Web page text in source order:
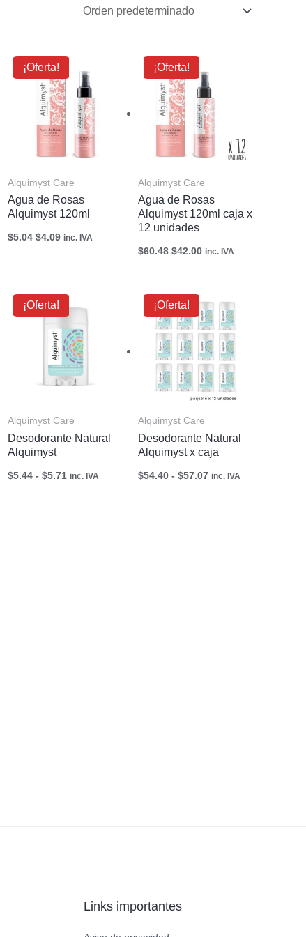
¡Oferta!
Alquimyst Care
Agua de Rosas
Alquimyst 120ml
$5.04
El
precio
original
era:
$5.04.
$4.09
El
precio
actual
es:
$4.09.
inc. IVA
¡Oferta!
Alquimyst Care
Agua de Rosas
Alquimyst 120ml caja x
12 unidades
$60.48
El
precio
original
era:
$60.48.
$42.00
actual
$42.00.
inc. IVA
¡Oferta!
Alquimyst Care
Desodorante Natural
Alquimyst
$5.44 - $5.71
Rango
de
precios:
desde
$5.44
hasta
$5.71
inc. IVA
¡Oferta!
Alquimyst Care
Desodorante Natural
Alquimyst x caja
$54.40 - $57.07
de
precios:
desde
$54.40
hasta
$57.07
inc. IVA
Links importantes